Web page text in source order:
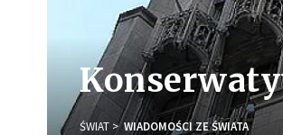
ŚWIAT WIADOMOŚCI ZE ŚWIATA